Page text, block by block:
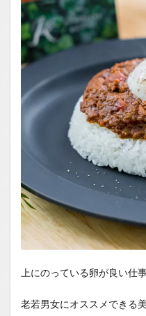
上にのっている卵が良い仕
老若男女にオススメできる